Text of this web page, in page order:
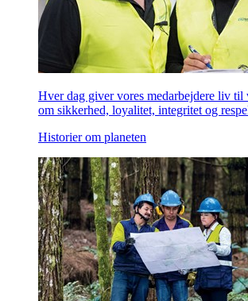
Hver dag giver vores medarbejdere liv
om sikkerhed, loyalitet, integritet og
Historier om planeten